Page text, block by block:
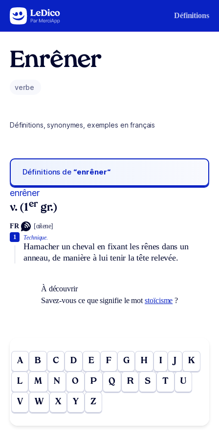
Aller au contenu Définitions
Enrêner
verbe
Définitions, synonymes, exemples en français
Définitions de “enrêner“
enrêner
v. (1er gr.)
FR [ɑ̃ʀene]
Technique.
Harnacher un cheval en fixant les rênes dans un
anneau, de manière à lui tenir la tête relevée.
1
À découvrir
Savez-vous ce que signifie le motstoïcisme ?
A B C D E F G H I J K
L M N O P Q R S T U
V W X Y Z